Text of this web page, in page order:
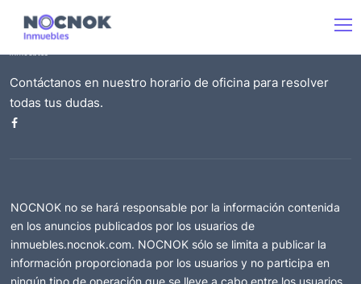
Contáctanos en nuestro horario de oficina para resolver
todas tus dudas.
NOCNOK no se hará responsable por la información contenida
en los anuncios publicados por los usuarios de
inmuebles.nocnok.com. NOCNOK sólo se limita a publicar la
información proporcionada por los usuarios y no participa en
ningún tipo de operación que se lleve a cabo entre los usuarios